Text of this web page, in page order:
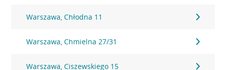
Warszawa, Chłodna 11
Warszawa, Chmielna 27/31
Warszawa, Ciszewskiego 15